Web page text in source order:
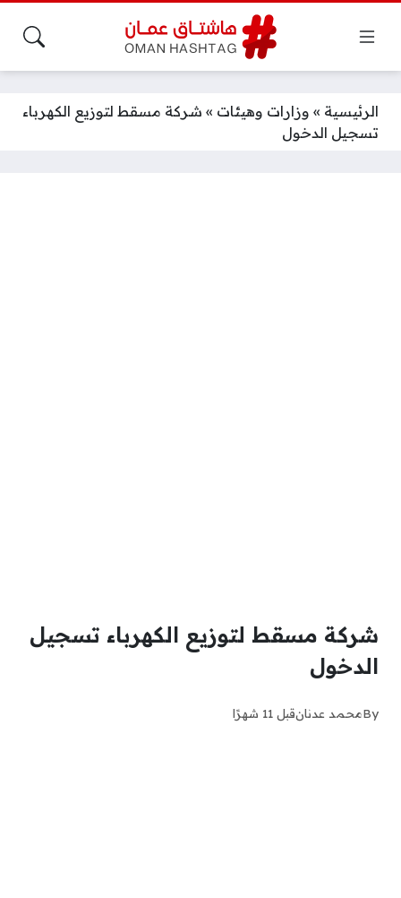
الرئيسية » وزارات وهيئات » شركة مسقط لتوزيع الكهرباء
تسجيل الدخول
شركة مسقط لتوزيع الكهرباء تسجيل
الدخول
Byمحمد عدنانقبل 11 شهرًا